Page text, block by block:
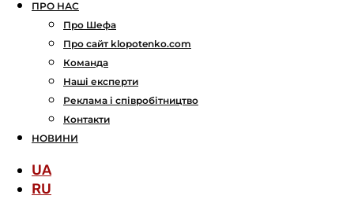
ПРО НАС
Про Шефа
Про сайт klopotenko.com
Команда
Наші експерти
Реклама і співробітництво
Контакти
НОВИНИ
UA
RU